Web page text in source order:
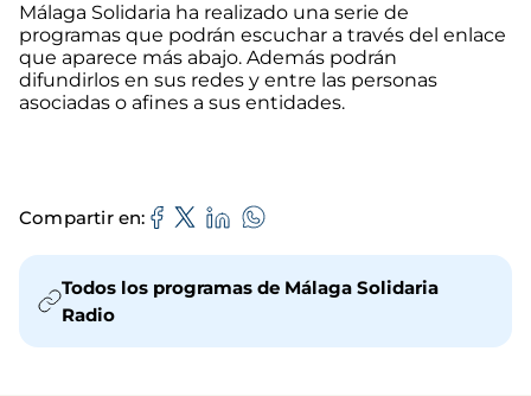
Málaga Solidaria ha realizado una serie de
programas que podrán escuchar a través del enlace
que aparece más abajo. Además podrán
difundirlos en sus redes y entre las personas
asociadas o afines a sus entidades.
Compartir en
Todos los programas de Málaga Solidaria
Radio